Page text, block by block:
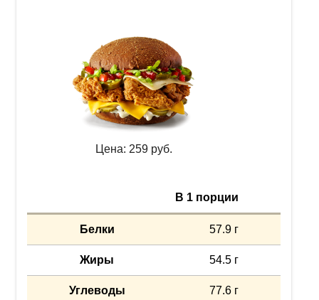
Цена: 259 руб.
В 1 порции
Белки 57.9 г
Жиры 54.5 г
Углеводы 77.6 г